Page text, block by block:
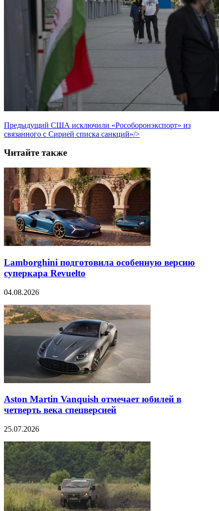
Предыдущий США исключили «Рособоронэкспорт» из
связанного с Сирией списка санкций»/>
Читайте также
Lamborghini подготовила особенную версию
суперкара Revuelto
04.08.2026
Aston Martin Vanquish отмечает юбилей в
четверть века спецверсией
25.07.2026